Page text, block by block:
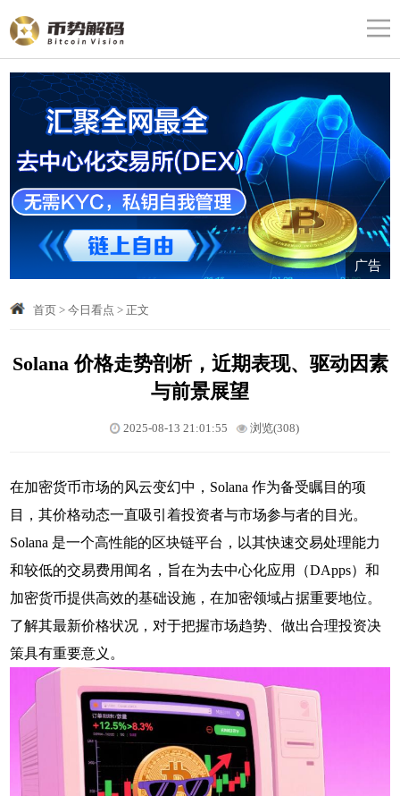
广告
首页> 今日看点 > 正文
Solana 价格走势剖析，近期表现、驱动因素
与前景展望
2025-08-13 21:01:55 浏览(308)
在加密货币市场的风云变幻中，Solana 作为备受瞩目的项
目，其价格动态一直吸引着投资者与市场参与者的目光。
Solana 是一个高性能的区块链平台，以其快速交易处理能力
和较低的交易费用闻名，旨在为去中心化应用（DApps）和
加密货币提供高效的基础设施，在加密领域占据重要地位。
了解其最新价格状况，对于把握市场趋势、做出合理投资决
策具有重要意义。